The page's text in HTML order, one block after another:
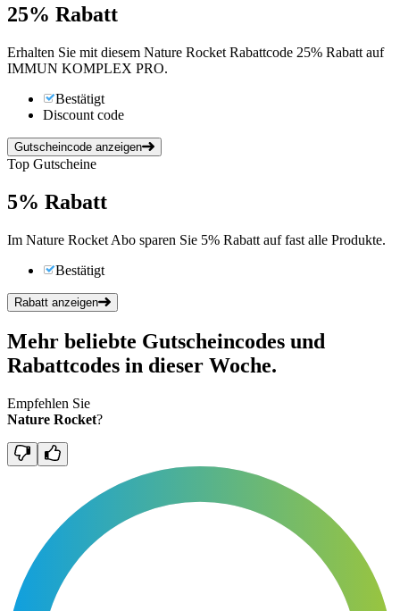
25% Rabatt
Erhalten Sie mit diesem Nature Rocket Rabattcode 25% Rabatt auf
IMMUN KOMPLEX PRO.
Bestätigt
Discount code
Gutscheincode anzeigen
Top Gutscheine
5% Rabatt
Im Nature Rocket Abo sparen Sie 5% Rabatt auf fast alle Produkte.
Bestätigt
Rabatt anzeigen
Mehr beliebte Gutscheincodes und
Rabattcodes in dieser Woche.
Empfehlen Sie
Nature Rocket?